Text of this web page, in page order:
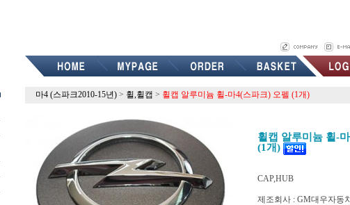
마4 (스파크2010-15년) > 휠,휠캡 > 휠캡 알루미늄 휠-마4(스파크) 오펠 (1개)
휠캡 알루미늄 휠-
(1개)
CAP,HUB
제조회사 : GM대우자동